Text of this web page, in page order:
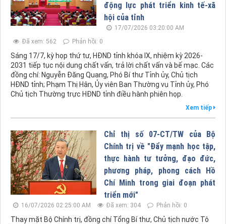
động lực phát triển kinh tế-xã
hội của tỉnh
17/07/2026 03:20:00 AM
Đã xem: 562
Phản hồi: 0
Sáng 17/7, kỳ họp thứ tư, HĐND tỉnh khóa IX, nhiệm kỳ 2026-
2031 tiếp tục nội dung chất vấn, trả lời chất vấn và bế mạc. Các
đồng chí: Nguyễn Đăng Quang, Phó Bí thư Tỉnh ủy, Chủ tịch
HĐND tỉnh; Phạm Thị Hân, Ủy viên Ban Thường vụ Tỉnh ủy, Phó
Chủ tịch Thường trực HĐND tỉnh điều hành phiên họp.
Xem tiếp
Chỉ thị số 07-CT/TW của Bộ
Chính trị về "Đẩy mạnh học tập,
thực hành tư tưởng, đạo đức,
phương pháp, phong cách Hồ
Chí Minh trong giai đoạn phát
triển mới"
16/07/2026 02:25:00 AM Đã xem: 304 Phản hồi: 0
Thay mặt Bộ Chính trị, đồng chí Tổng Bí thư, Chủ tịch nước Tô